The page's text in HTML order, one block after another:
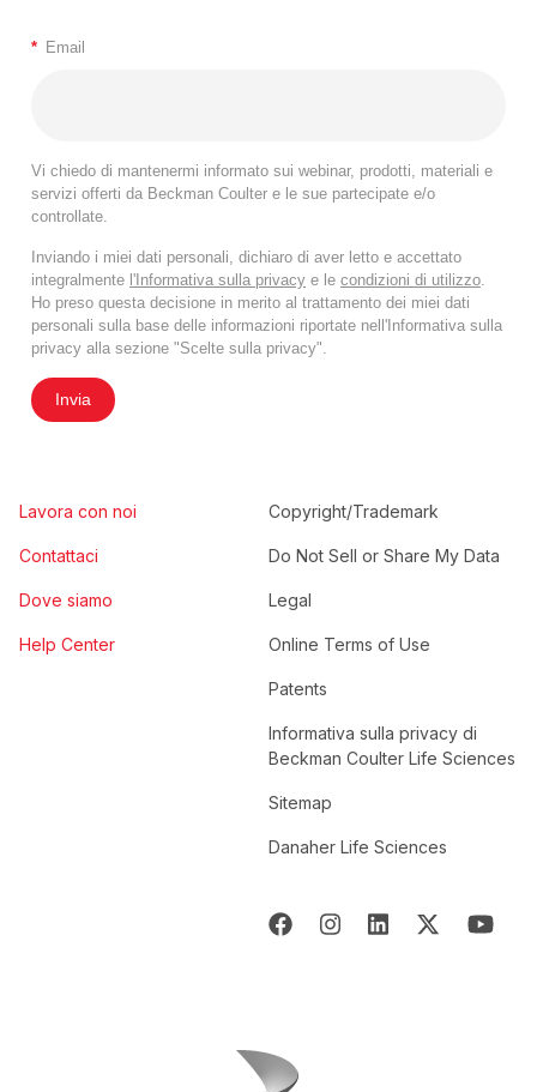
* Email
Vi chiedo di mantenermi informato sui webinar, prodotti, materiali e
servizi offerti da Beckman Coulter e le sue partecipate e/o
controllate.
Inviando i miei dati personali, dichiaro di aver letto e accettato
integralmente l'Informativa sulla privacy e le condizioni di utilizzo
Ho preso questa decisione in merito al trattamento dei miei dati
personali sulla base delle informazioni riportate nell'Informativa sulla
privacy alla sezione "Scelte sulla privacy".
Invia
Lavora con noi
Contattaci
Dove siamo
Help Center
Copyright/Trademark
Do Not Sell or Share My Data
Legal
Online Terms of Use
Patents
Informativa sulla privacy di
Beckman Coulter Life Sciences
Sitemap
Danaher Life Sciences